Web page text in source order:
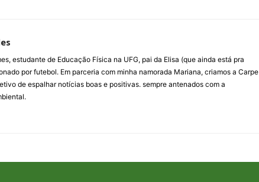
estudante de Educação Física na UFG, pai da Elisa (que ainda está pra
por futebol. Em parceria com minha namorada Mariana, criamos a Carpe
de espalhar notícias boas e positivas. sempre antenados com a